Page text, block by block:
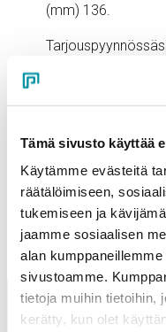
Tämä sivusto käyttää
Käytämme evästeitä
räätälöimiseen,
tukemiseen ja
jaamme sosiaalisen
alan
sivustoamme.
tietoja muihin tietoihin,
kerätty, kun olet
(mm) 136.
Profiileja voidaan
mukaan. Käytämme
materiaaliseoksia.